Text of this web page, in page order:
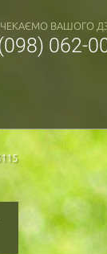
ВАШОГО
062-